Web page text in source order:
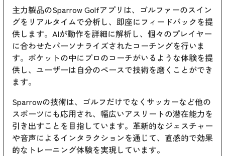
主力製品のSparrow Golfアプリは、ゴルファーのスイン
グをリアルタイムで分析し、即座にフィードバックを提
供します。AIが動作を詳細に解析し、個々のプレイヤー
に合わせたパーソナライズされたコーチングを行いま
す。ポケットの中にプロのコーチがいるような体験を提
供し、ユーザーは自分のペースで技術を磨くことができ
ます。
Sparrowの技術は、ゴルフだけでなくサッカーなど他の
スポーツにも応用され、幅広いアスリートの潜在能力を
引き出すことを目指しています。革新的なジェスチャー
や音声によるインタラクションを通じて、直感的で効果
的なトレーニング体験を実現しています。